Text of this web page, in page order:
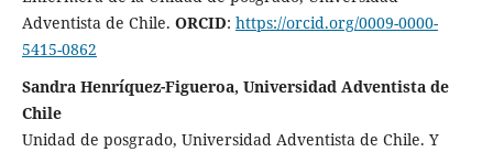
Adventista de Chile. ORCID: https://orcid.org/0009-0000-
5415-0862
Sandra Henríquez-Figueroa, Universidad Adventista de
Chile
Unidad de posgrado, Universidad Adventista de Chile. Y